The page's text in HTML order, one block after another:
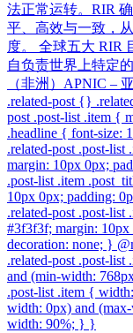
法正常运转。RIR
平、高效与一致，
度。 全球五大 RIR
自负责世界上特定
（非洲）APNIC –
.related-post {}
post .post-list .item {
.headline { font-size:
.related-post .post-
margin: 10px 0px;
.post-list .item
10px 0px; padding:
.related-post .post-
#3f3f3f; margin:
decoration: none; }
.related-post .post-
and (min-width:
.post-list .item {
width: 0px) and
width: 90%; } }